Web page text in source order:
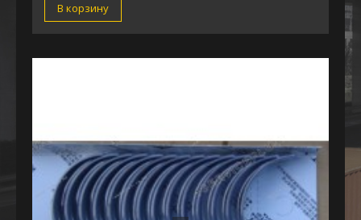
В корзину